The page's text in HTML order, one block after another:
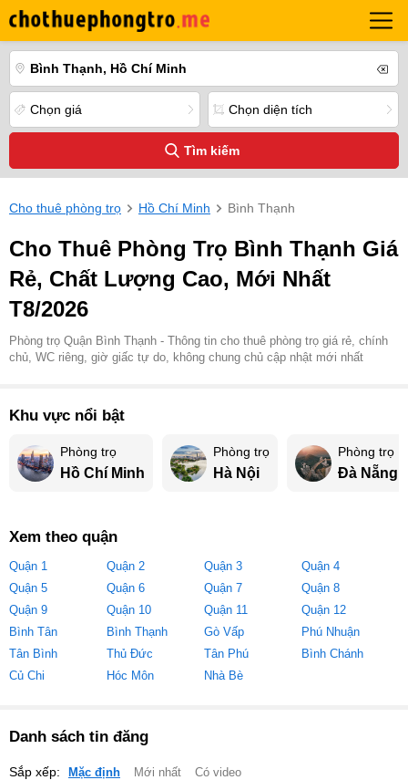
Bình Thạnh, Hồ Chí Minh
Chọn giá Chọn diện tích
Tìm kiếm
Cho thuê phòng trọ Hồ Chí Minh Bình Thạnh
Cho Thuê Phòng Trọ Bình Thạnh Giá
Rẻ, Chất Lượng Cao, Mới Nhất
T8/2026
Phòng trọ Quận Bình Thạnh - Thông tin cho thuê phòng trọ giá rẻ, chính
chủ, WC riêng, giờ giấc tự do, không chung chủ cập nhật mới nhất
Khu vực nổi bật
Phòng trọ
Hồ Chí Minh
Phòng trọ
Hà Nội
Phòng trọ
Đà Nẵng
Xem theo quận
Quận 1 Quận 2 Quận 3
Quận 4
Quận 5
Quận 6 Quận 7
Quận 8
Quận 9
Quận 10 Quận 11
Quận 12
Bình Tân
Bình Thạnh Gò Vấp
Phú Nhuận
Tân Bình
Thủ Đức Tân Phú
Bình Chánh
Củ Chi
Hóc Môn Nhà Bè
Danh sách tin đăng
Sắp xếp: Mặc định Mới nhất Có video